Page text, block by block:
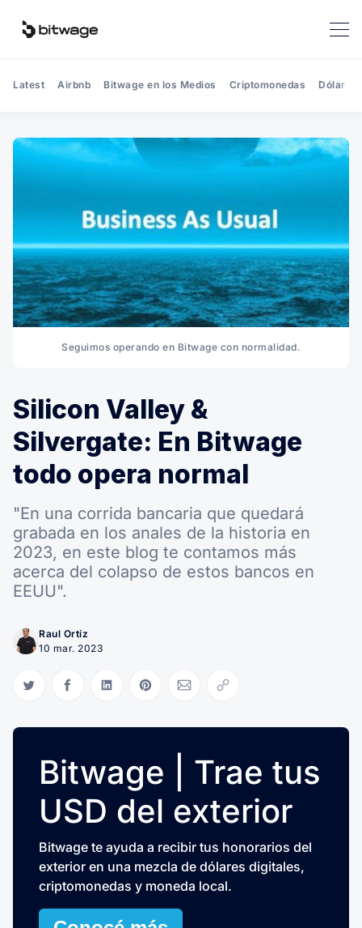
Latest Airbnb Bitwage en los Medios Criptomonedas Dólar
Seguimos operando en Bitwage con normalidad.
Silicon Valley &
Silvergate: En Bitwage
todo opera normal
"En una corrida bancaria que quedará
grabada en los anales de la historia en
2023, en este blog te contamos más
acerca del colapso de estos bancos en
EEUU".
Raul Ortíz
10 mar. 2023
Compartir en Twitter
Compartir en Facebook
Compartir en LinkedIn
Compartir en Pinterest
Compartir via Email
Copiar link
Bitwage | Trae tus
USD del exterior
Bitwage te ayuda a recibir tus honorarios del
exterior en una mezcla de dólares digitales,
criptomonedas y moneda local.